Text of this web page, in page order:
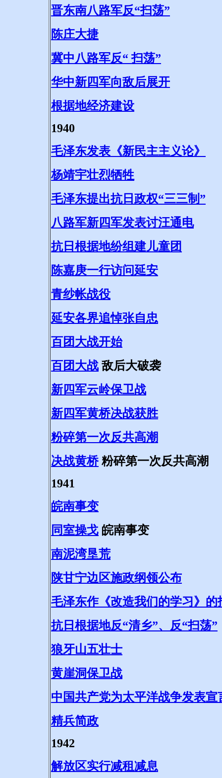
晋东南八路军反“扫荡”
陈庄大捷
冀中八路军反“ 扫荡”
华中新四军向敌后展开
根据地经济建设
1940
毛泽东发表《新民主主义论》
杨靖宇壮烈牺牲
毛泽东提出抗日政权“三三制”
八路军新四军发表讨汪通电
抗日根据地纷组建儿童团
陈嘉庚一行访问延安
青纱帐战役
延安各界追悼张自忠
百团大战开始
百团大战 敌后大破袭
新四军云岭保卫战
新四军黄桥决战获胜
粉碎第一次反共高潮
决战黄桥粉碎第一次反共高潮
1941
皖南事变
同室操戈 皖南事变
南泥湾垦荒
陕甘宁边区施政纲领公布
毛泽东作《改造我们的学习》的
抗日根据地反“清乡”、反“扫荡”
狼牙山五壮士
黄崖洞保卫战
中国共产党为太平洋战争发表宣
精兵简政
1942
解放区实行减租减息